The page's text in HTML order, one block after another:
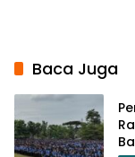
Baca Juga